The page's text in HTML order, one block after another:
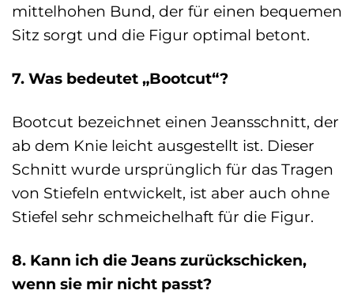
mittelhohen Bund, der für einen bequemen
Sitz sorgt und die Figur optimal betont.
7. Was bedeutet „Bootcut“?
Bootcut bezeichnet einen Jeansschnitt, der
ab dem Knie leicht ausgestellt ist. Dieser
Schnitt wurde ursprünglich für das Tragen
von Stiefeln entwickelt, ist aber auch ohne
Stiefel sehr schmeichelhaft für die Figur.
8. Kann ich die Jeans zurückschicken,
wenn sie mir nicht passt?